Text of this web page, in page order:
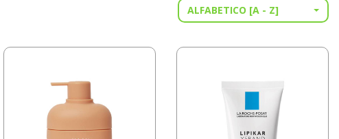
ALFABETICO [A - Z]